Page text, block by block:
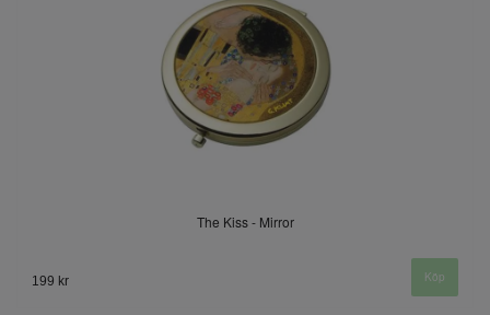
The Kiss - Mirror
199 kr